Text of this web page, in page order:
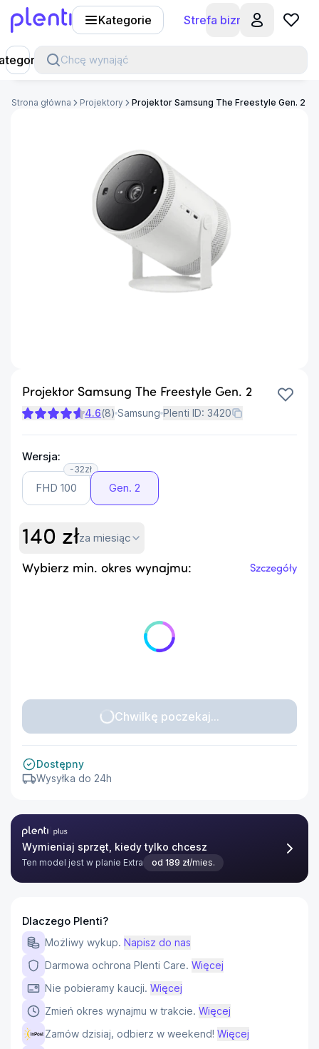
Kategorie Strefa biznesu
Chcę wynająć
Strona główna Projektory Projektor Samsung The Freestyle Gen. 2
Projektor Samsung The Freestyle Gen. 2
4.6(8) Samsung Plenti ID: 3420
Wersja:
-32zł
FHD 100 Gen. 2
140 złza miesiąc
Wybierz min. okres wynajmu: Szczegóły
Chwilkę poczekaj...
Dostępny
Wysyłka do 24h
Plenti Plus
Wymieniaj sprzęt, kiedy tylko chcesz
Ten model jest w planie Extra od 189 zł/mies.
Dlaczego Plenti?
Możliwy wykup. Napisz do nas
Darmowa ochrona Plenti Care. Więcej
Nie pobieramy kaucji. Więcej
Zmień okres wynajmu w trakcie. Więcej
Zamów dzisiaj, odbierz w weekend! Więcej